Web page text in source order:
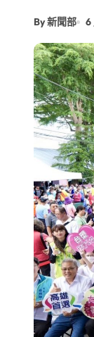
By 新聞部 6